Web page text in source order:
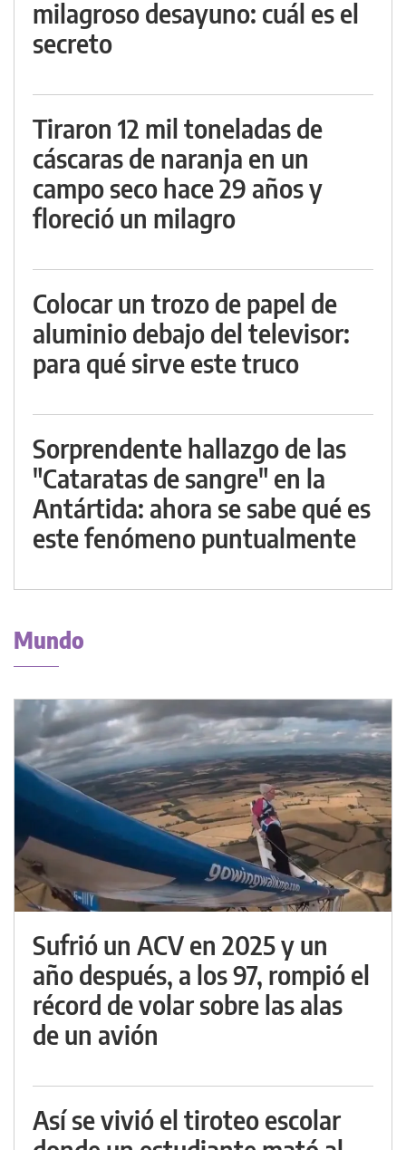
milagroso desayuno: cuál es el
secreto
Tiraron 12 mil toneladas de
cáscaras de naranja en un
campo seco hace 29 años y
floreció un milagro
Colocar un trozo de papel de
aluminio debajo del televisor:
para qué sirve este truco
Sorprendente hallazgo de las
"Cataratas de sangre" en la
Antártida: ahora se sabe qué es
este fenómeno puntualmente
Mundo
Sufrió un ACV en 2025 y un
año después, a los 97, rompió el
récord de volar sobre las alas
de un avión
Así se vivió el tiroteo escolar